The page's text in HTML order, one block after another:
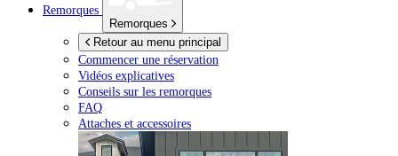
Remorques
Remorques
Retour au menu principal
Commencer une réservation
Vidéos explicatives
Conseils sur les remorques
FAQ
Attaches et accessoires